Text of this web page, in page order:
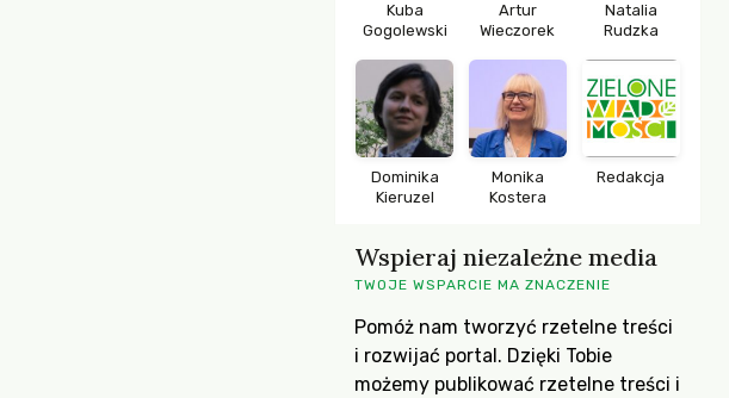
Kuba
Gogolewski
Artur
Wieczorek
Natalia
Rudzka
Dominika
Kieruzel
Monika
Kostera
Redakcja
Wspieraj niezależne media
TWOJE WSPARCIE MA ZNACZENIE
Pomóż nam tworzyć rzetelne treści
i rozwijać portal. Dzięki Tobie
możemy publikować rzetelne treści i